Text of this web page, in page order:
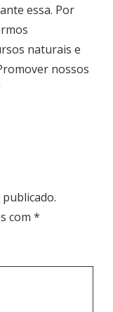
essa. Por
naturais e
nossos
com *